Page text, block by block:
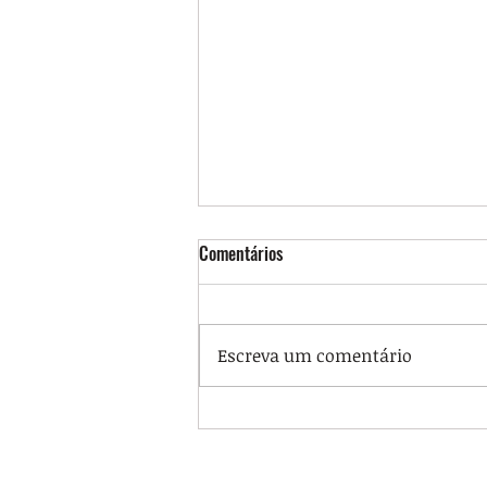
Ato no Rio denuncia projeto que
Comentários
Escreva um comentário